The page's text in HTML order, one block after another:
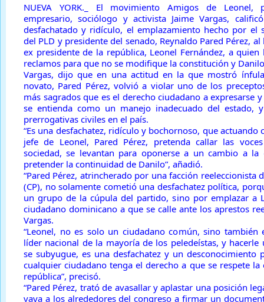
NUEVA YORK._ El movimiento Amigos de
empresario, sociólogo y activista Jaime Vargas,
desfachatado y ridículo, el emplazamiento hecho por el
del PLD y presidente del senado, Reynaldo Pared Pérez,
ex presidente de la república, Leonel Fernández, a quien
reclamos para que no se modifique la constitución y
Vargas, dijo que en una actitud en la que mostró
novato, Pared Pérez, volvió a violar uno de los
más sagrados que es el derecho ciudadano a expresarse
se entienda como un manejo inadecuado del estado,
prerrogativas civiles en el país.
“Es una desfachatez, ridículo y bochornoso, que actuando
jefe de Leonel, Pared Pérez, pretenda callar las
sociedad, se levantan para oponerse a un cambio a la
pretender la continuidad de Danilo”, añadió.
“Pared Pérez, atrincherado por una facción reeleccionista
(CP), no solamente cometió una desfachatez política,
un grupo de la cúpula del partido, sino por emplazar a
ciudadano dominicano a que se calle ante los aprestos
Vargas.
“Leonel, no es solo un ciudadano común, sino también
líder nacional de la mayoría de los peledeístas, y
se subyugue, es una desfachatez y un desconocimiento
cualquier ciudadano tenga el derecho a que se respete
república”, precisó.
“Pared Pérez, trató de avasallar y aplastar una posición
vaya a los alrededores del congreso a firmar un